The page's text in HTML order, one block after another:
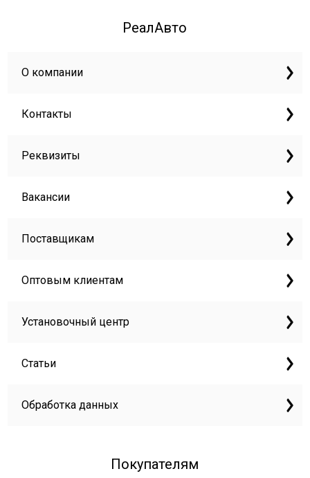
РеалАвто
О компании
Контакты
Реквизиты
Вакансии
Поставщикам
Оптовым клиентам
Установочный центр
Статьи
Обработка данных
Покупателям